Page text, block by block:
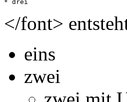
</font>
eins
zwei